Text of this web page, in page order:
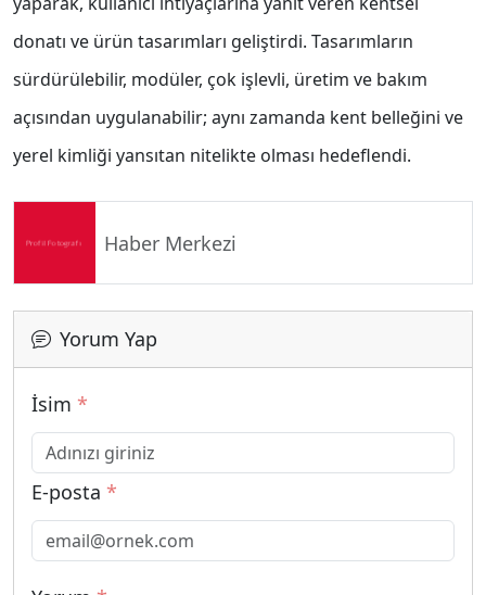
donatı ve ürün tasarımları geliştirdi. Tasarımların
sürdürülebilir, modüler, çok işlevli, üretim ve bakım
açısından uygulanabilir; aynı zamanda kent belleğini ve
yerel kimliği yansıtan nitelikte olması hedeflendi.
Haber Merkezi
Yorum Yap
İsim *
E-posta *